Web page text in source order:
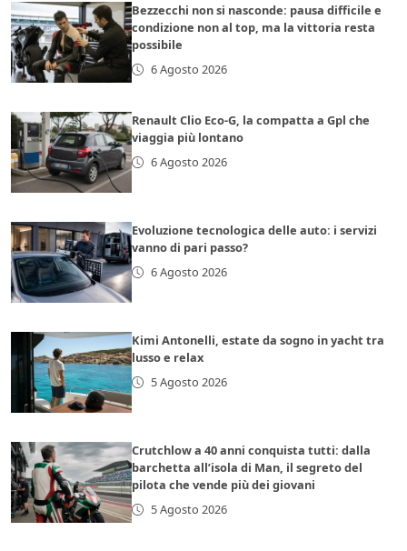
Bezzecchi non si nasconde: pausa difficile e
condizione non al top, ma la vittoria resta
possibile
6 Agosto 2026
Renault Clio Eco-G, la compatta a Gpl che
viaggia più lontano
6 Agosto 2026
Evoluzione tecnologica delle auto: i servizi
vanno di pari passo?
6 Agosto 2026
Kimi Antonelli, estate da sogno in yacht tra
lusso e relax
5 Agosto 2026
Crutchlow a 40 anni conquista tutti: dalla
barchetta all’isola di Man, il segreto del
pilota che vende più dei giovani
5 Agosto 2026